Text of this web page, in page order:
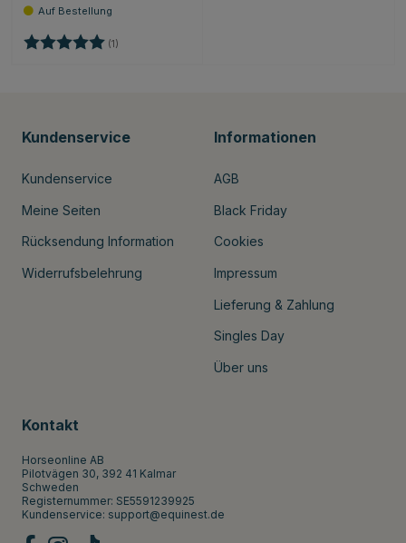
Bewertung: (1)
Kundenservice
Kundenservice
Meine Seiten
Rücksendung Information
Widerrufsbelehrung
Informationen
AGB
Black Friday
Cookies
Impressum
Lieferung & Zahlung
Singles Day
Über uns
Kontakt
Horseonline AB
Pilotvägen 30, 392 41 Kalmar
Schweden
Registernummer: SE5591239925
Kundenservice: support@equinest.de